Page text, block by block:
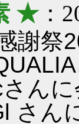
★：
謝
さん
さん